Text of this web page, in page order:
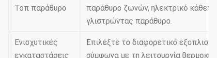
Τοπ παράθυρο
παράθυρο ζωνών, ηλεκτρικό κάθετο
γλιστρώντας παράθυρο.
Ενισχυτικές
εγκαταστάσεις
Επιλέξτε το διαφορετικό εξοπλισμό
σύμφωνα με τη λειτουργία